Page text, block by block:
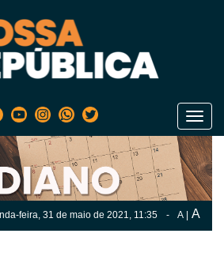
feira, 31 de maio de 2021, 11:35 - A A